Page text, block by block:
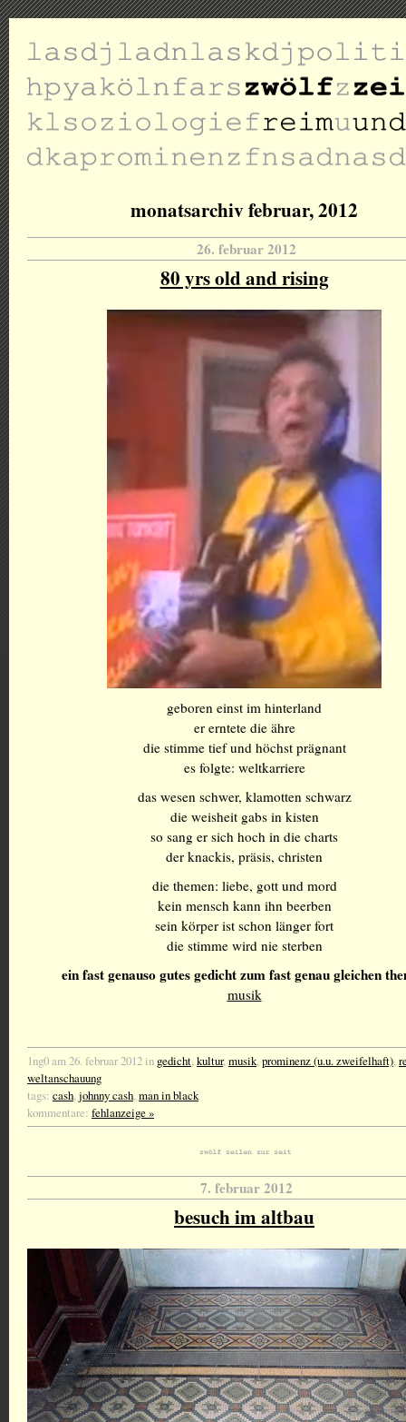
monatsarchiv februar, 2012
26. februar 2012
80 yrs old and rising
geboren einst im hinterland
er erntete die ähre
die stimme tief und höchst prägnant
es folgte: weltkarriere
das wesen schwer, klamotten schwarz
die weisheit gabs in kisten
so sang er sich hoch in die charts
der knackis, präsis, christen
die themen: liebe, gott und mord
kein mensch kann ihn beerben
sein körper ist schon länger fort
die stimme wird nie sterben
ein fast genauso gutes gedicht zum fast genau gleichen
musik
1ng0 am 26. februar 2012 in gedicht,kultur,musik,prominenz (u.u. zweifelhaft),
weltanschauung
tags: cash,johnny cash,man in black
kommentare: fehlanzeige »
7. februar 2012
besuch im altbau